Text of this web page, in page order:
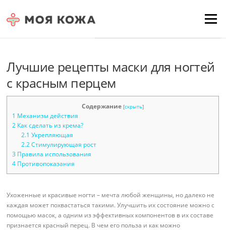
Menu
Лучшие рецепты маски для ногтей
с красным перцем
Содержание [скрыть]
1 Механизм действия
2 Как сделать из крема?
2.1 Укрепляющая
2.2Стимулирующая рост
3 Правила использования
4 Противопоказания
Ухоженные и красивые ногти – мечта любой женщины, но далеко не
каждая может похвастаться такими. Улучшить их состояние можно с
помощью масок, а одним из эффективных компонентов в их составе
признается красный перец. В чем его польза и как можно
Для любых предложений по